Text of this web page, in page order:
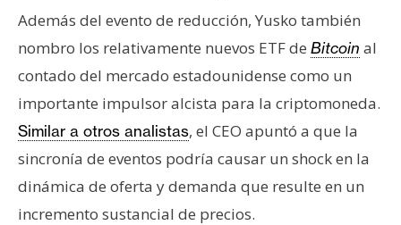
Además del evento de reducción, Yusko también
nombro los relativamente nuevos ETF de Bitcoin al
contado del mercado estadounidense como un
importante impulsor alcista para la criptomoneda.
Similar a otros analistas, el CEO apuntó a que la
sincronía de eventos podría causar un shock en la
dinámica de oferta y demanda que resulte en un
incremento sustancial de precios.